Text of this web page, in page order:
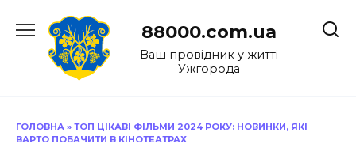
до
88000.com.ua
Ваш провідник у житті
Ужгорода
ГОЛОВНА » ТОП ЦІКАВІ ФІЛЬМИ 2024 РОКУ: НОВИНКИ, ЯКІ
ВАРТО ПОБАЧИТИ В КІНОТЕАТРАХ